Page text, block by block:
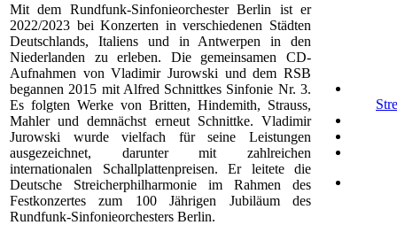
Mit dem Rundfunk-Sinfonieorchester Berlin ist er
2022/2023 bei Konzerten in verschiedenen Städten
Deutschlands, Italiens und in Antwerpen in den
Niederlanden zu erleben. Die gemeinsamen CD-
Aufnahmen von Vladimir Jurowski und dem RSB
begannen 2015 mit Alfred Schnittkes Sinfonie Nr. 3.
Es folgten Werke von Britten, Hindemith, Strauss,
Mahler und demnächst erneut Schnittke. Vladimir
Jurowski wurde vielfach für seine Leistungen
ausgezeichnet, darunter mit zahlreichen
internationalen Schallplattenpreisen. Er leitete die
Deutsche Streicherphilharmonie im Rahmen des
Festkonzertes zum 100 Jährigen Jubiläum des
Rundfunk-Sinfonieorchesters Berlin.